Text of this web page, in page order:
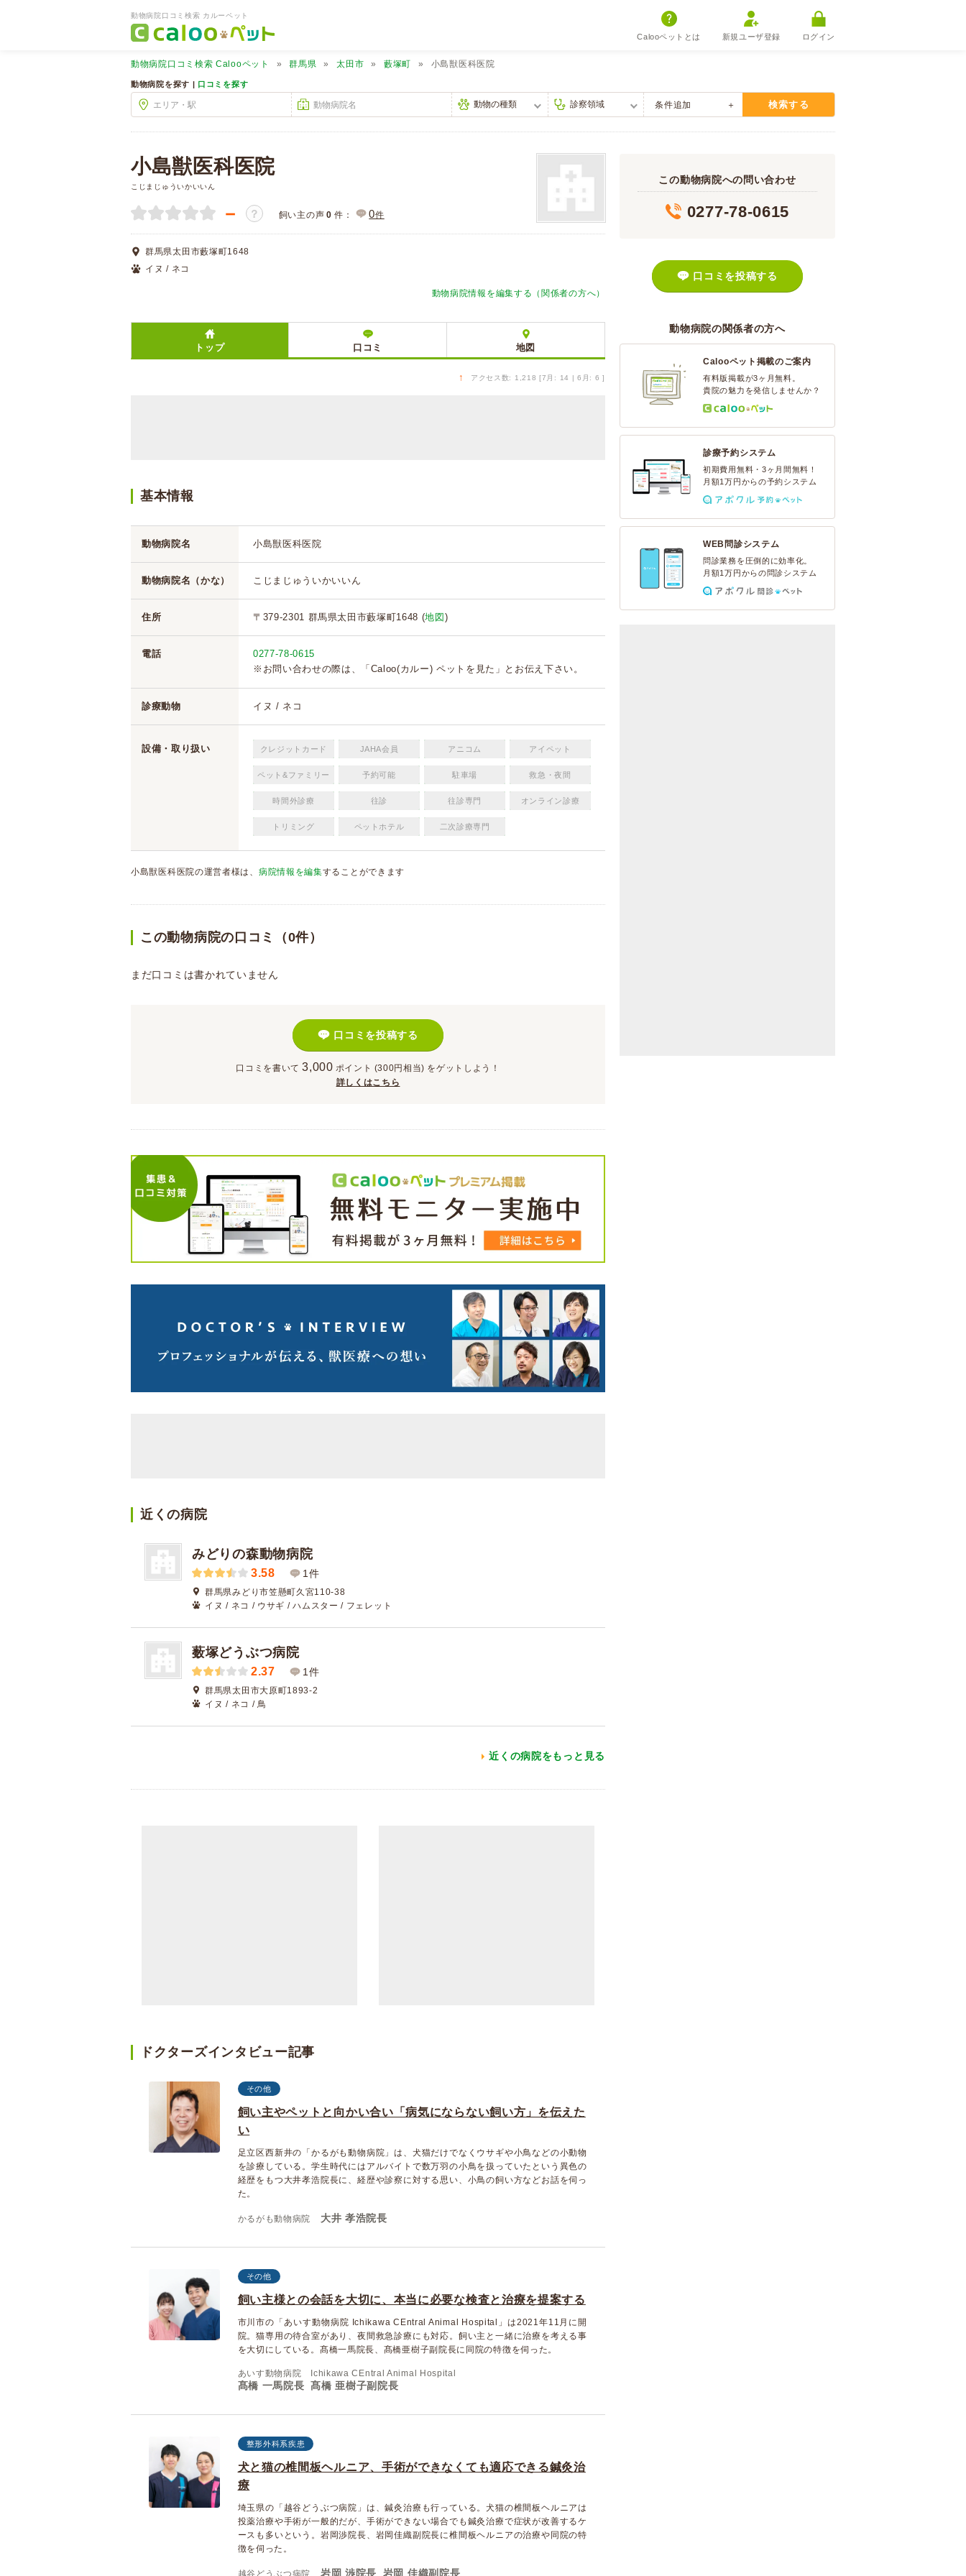
動物病院口コミ検索 カルーペット
Calooペットとは 新規ユーザ登録 ログイン
動物病院口コミ検索 Calooペット 群馬県 太田市 藪塚町 小島獣医科医院
動物病院を探す | 口コミを探す
条件追加 検索する
小島獣医科医院
こじまじゅういかいいん
－ ？ 飼い主の声 0 件： 0件
群馬県太田市藪塚町1648
イヌ / ネコ
動物病院情報を編集する（関係者の方へ）
トップ 口コミ 地図
↑ アクセス数: 1,218 [7月: 14 | 6月: 6 ]
基本情報
動物病院名 小島獣医科医院
動物病院名（かな） こじまじゅういかいいん
住所 〒379-2301 群馬県太田市藪塚町1648 (地図 )
電話
0277-78-0615
※お問い合わせの際は、「Caloo(カルー) ペットを見た」とお伝え下さい。
診療動物 イヌ / ネコ
設備・取り扱い クレジットカード JAHA会員 アニコム アイペット
ペット&ファミリー 予約可能 駐車場 救急・夜間
時間外診療 往診 往診専門 オンライン診療
トリミング ペットホテル 二次診療専門
小島獣医科医院の運営者様は、 病院情報を編集することができます
この動物病院の口コミ（0件）
まだ口コミは書かれていません
口コミを投稿する
口コミを書いて 3,000 ポイント (300円相当) をゲットしよう！
詳しくはこちら
近くの病院
みどりの森動物病院
3.58 1件
群馬県みどり市笠懸町久宮110-38
イヌ / ネコ / ウサギ / ハムスター / フェレット
薮塚どうぶつ病院
2.37 1件
群馬県太田市大原町1893-2
イヌ / ネコ / 鳥
近くの病院をもっと見る
ドクターズインタビュー記事
その他
飼い主やペットと向かい合い「病気にならない飼い方」を伝えた
い
足立区西新井の「かるがも動物病院」は、犬猫だけでなくウサギや小鳥などの小動物
を診療している。学生時代にはアルバイトで数万羽の小鳥を扱っていたという異色の
経歴をもつ大井孝浩院長に、経歴や診察に対する思い、小鳥の飼い方などお話を伺っ
た。
かるがも動物病院 大井 孝浩院長
その他
飼い主様との会話を大切に、本当に必要な検査と治療を提案する
市川市の「あいす動物病院 Ichikawa CEntral Animal Hospital」は2021年11月に開
院。猫専用の待合室があり、夜間救急診療にも対応。飼い主と一緒に治療を考える事
を大切にしている。髙橋一馬院長、髙橋亜樹子副院長に同院の特徴を伺った。
あいす動物病院 Ichikawa CEntral Animal Hospital
髙橋 一馬院長 髙橋 亜樹子副院長
整形外科系疾患
犬と猫の椎間板ヘルニア、手術ができなくても適応できる鍼灸治
療
埼玉県の「越谷どうぶつ病院」は、鍼灸治療も行っている。犬猫の椎間板ヘルニアは
投薬治療や手術が一般的だが、手術ができない場合でも鍼灸治療で症状が改善するケ
ースも多いという。岩岡渉院長、岩岡佳織副院長に椎間板ヘルニアの治療や同院の特
徴を伺った。
越谷どうぶつ病院 岩岡 渉院長 岩岡 佳織副院長
この動物病院への問い合わせ
0277-78-0615
口コミを投稿する
動物病院の関係者の方へ
Calooペット掲載のご案内
有料版掲載が3ヶ月無料。
貴院の魅力を発信しませんか？
診療予約システム
初期費用無料・3ヶ月間無料！
月額1万円からの予約システム
WEB問診システム
問診業務を圧倒的に効率化。
月額1万円からの問診システム